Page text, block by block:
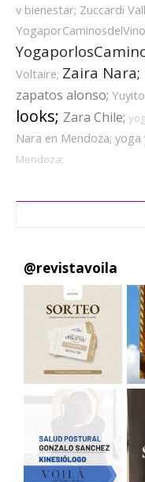
v bienestar; Zuccardi
Voltaire; Zaira Nara;
zapatos alonso;
looks; Zara Chile;
Nara en Mendoza; yoga
Mendoza;
@revistavoila